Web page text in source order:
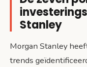
Stanley
Morgan Stanley
trends